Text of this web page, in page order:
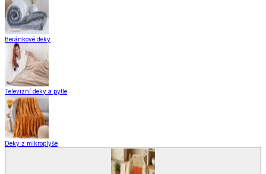
Beránkové deky
Televizní deky a pytle
Deky z mikroplyše